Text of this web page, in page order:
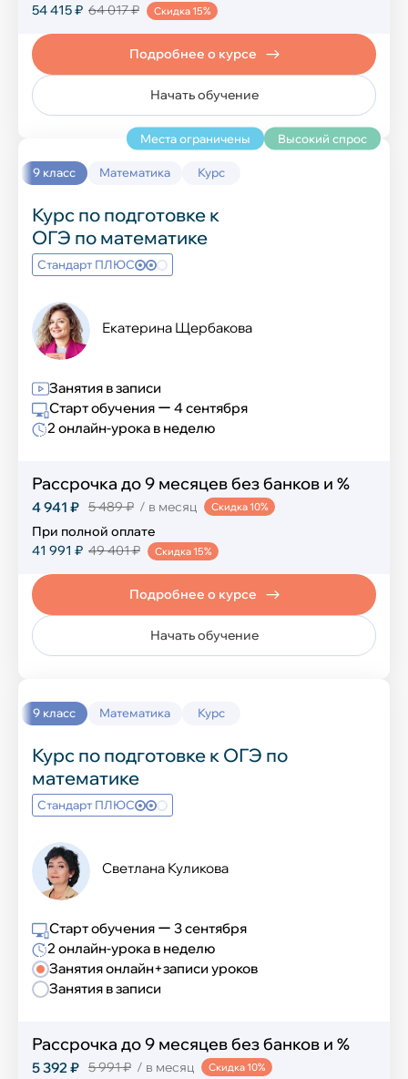
Нейросеть и ИИ
Развивающие курсы
Математика и логика
Шахматы
Финансовая грамотность
Эмоциональный интеллект
Ораторское искусство
Перечневые олимпиады
Естественные науки
Колледж
Разработка ПО
Графический дизайн
Интернет-маркетинг и экономист
Юриспруденция
Тест-драйв колледжа
Подготовка к школе
Подготовка к школе
54 415 ₽ 64 017 ₽ Скидка 15%
Начать обучение
Подробнее о курсе
Места ограничены Высокий спрос
9 класс Математика Курс
Курс по подготовке к
ОГЭ по математике
Стандарт ПЛЮС
Екатерина Щербакова
Занятия в записи
Старт обучения ー 4 сентября
2 онлайн-урока в неделю
Рассрочка до 9 месяцев без банков и %
4 941 ₽ 5 489 ₽ / в месяц Скидка 10%
При полной оплате
41 991 ₽ 49 401 ₽ Скидка 15%
Начать обучение
Подробнее о курсе
9 класс Математика Курс
Курс по подготовке к ОГЭ по
математике
Стандарт ПЛЮС
Светлана Куликова
Занятия онлайн+записи уроков
Занятия в записи
Старт обучения ー 3 сентября
2 онлайн-урока в неделю
Рассрочка до 9 месяцев без банков и %
5 392 ₽ 5 991 ₽ / в месяц Скидка 10%